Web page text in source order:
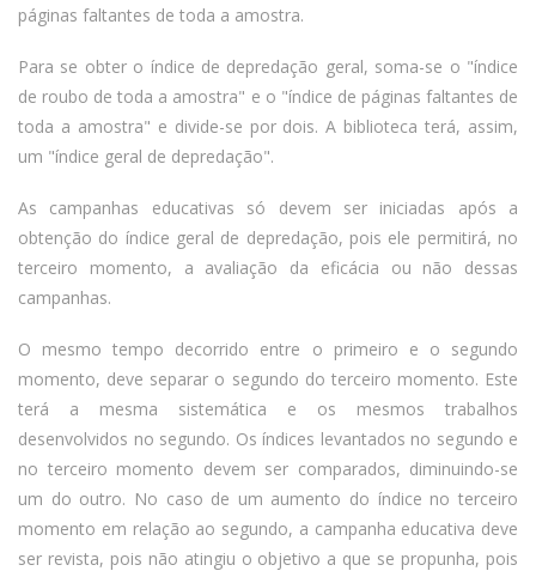
páginas faltantes de toda a amostra.
Para se obter o índice de depredação geral, soma-se o "índice
de roubo de toda a amostra" e o "índice de páginas faltantes de
toda a amostra" e divide-se por dois. A biblioteca terá, assim,
um "índice geral de depredação".
As campanhas educativas só devem ser iniciadas após a
obtenção do índice geral de depredação, pois ele permitirá, no
terceiro momento, a avaliação da eficácia ou não dessas
campanhas.
O mesmo tempo decorrido entre o primeiro e o segundo
momento, deve separar o segundo do terceiro momento. Este
terá a mesma sistemática e os mesmos trabalhos
desenvolvidos no segundo. Os índices levantados no segundo e
no terceiro momento devem ser comparados, diminuindo-se
um do outro. No caso de um aumento do índice no terceiro
momento em relação ao segundo, a campanha educativa deve
ser revista, pois não atingiu o objetivo a que se propunha, pois